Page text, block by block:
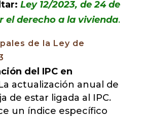
Ley 12/2023, de 24 de
el derecho a la vivienda.
de la Ley de
del IPC en
actualización anual de
de estar ligada al IPC.
un índice específico